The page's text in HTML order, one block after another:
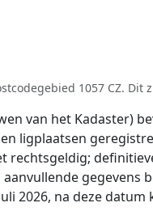
1057 CZ. Dit
van het Kadaster)
ligplaatsen
aanvullende gegevens
2026, na deze